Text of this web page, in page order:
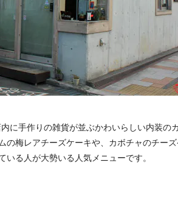
に手作りの雑貨が並ぶかわいらしい内装の
の梅レアチーズケーキや、カボチャのチー
る人が大勢いる人気メニューです。